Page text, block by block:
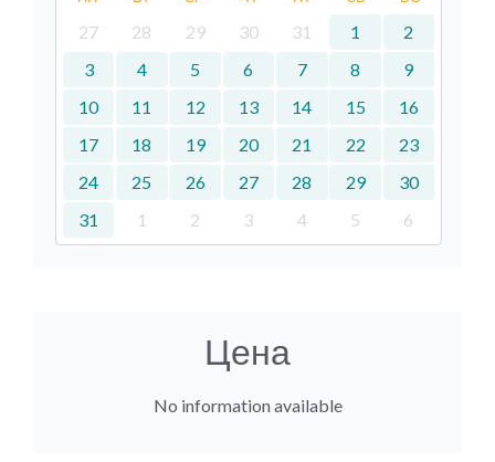
27 28 29 30 31 1
2
3
4 5 6 7 8
9
10
11 12 13 14 15
16
17
18 19 20 21 22
23
24
25 26 27 28 29
30
31
1 2 3 4 5 6
Цена
No information available